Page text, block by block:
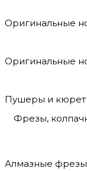
Оригинальные
Оригинальные
Пушеры и
Фрезы,
Алмазные фрезы